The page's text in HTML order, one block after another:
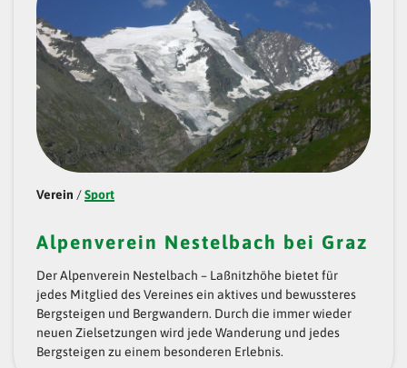
Verein /Sport
Alpenverein Nestelbach bei Graz
Der Alpenverein Nestelbach – Laßnitzhöhe bietet für
jedes Mitglied des Vereines ein aktives und bewussteres
Bergsteigen und Bergwandern. Durch die immer wieder
neuen Zielsetzungen wird jede Wanderung und jedes
Bergsteigen zu einem besonderen Erlebnis.